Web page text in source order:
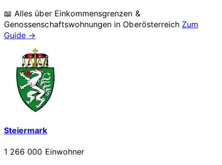
📖 Alles über Einkommensgrenzen &
Genossenschaftswohnungen in Oberösterreich Zum
Guide →
Steiermark
1 266 000 Einwohner